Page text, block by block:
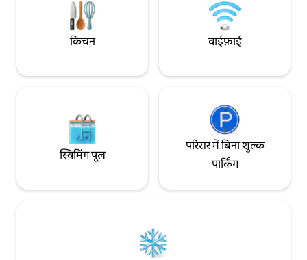
किचन वाईफ़ाई
स्विमिंग पूल
परिसर में बिना शुल्क
पार्किंग